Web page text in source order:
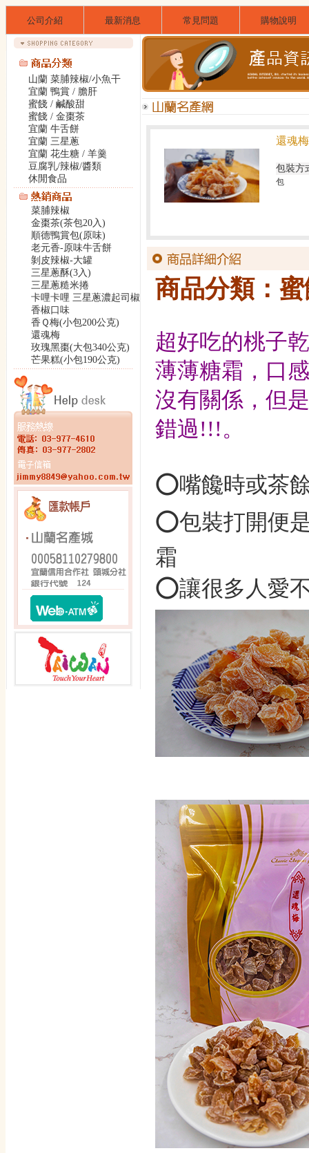
公司介紹 最新消息 常見問題 購物說明
山蘭 菜脯辣椒/小魚干
宜蘭 鴨賞 / 膽肝
蜜餞 / 鹹酸甜
蜜餞 / 金棗茶
宜蘭 牛舌餅
宜蘭 三星蔥
宜蘭 花生糖 / 羊羹
豆腐乳/辣椒/醬類
休閒食品
菜脯辣椒
金棗茶(茶包20入)
順德鴨賞包(原味)
老元香-原味牛舌餅
剝皮辣椒-大罐
三星蔥酥(3入)
三星蔥糙米捲
卡哩卡哩 三星蔥濃起司椒
香椒口味
香Ｑ梅(小包200公克)
還魂梅
玫瑰黑棗(大包340公克)
芒果糕(小包190公克)
還魂梅
包裝方
包
商品分類：
超好吃的桃子
薄薄糖霜，口
沒有關係，但
錯過!!!。
⭕️嘴饞時或茶
⭕️包裝打開便
霜
⭕️讓很多人愛